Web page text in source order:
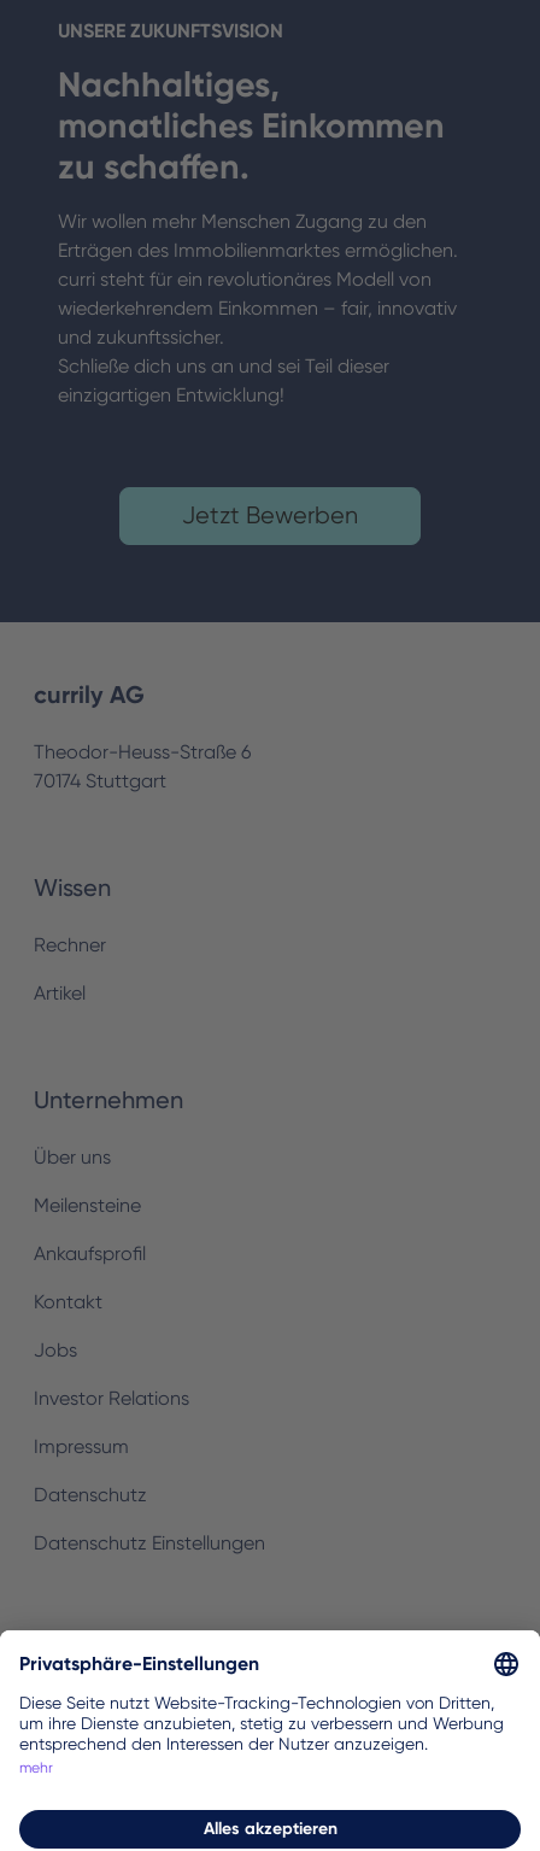
UNSERE ZUKUNFTSVISION
Nachhaltiges,
monatliches Einkommen
zu schaffen.
Wir wollen mehr Menschen Zugang zu den
Erträgen des Immobilienmarktes ermöglichen.
curri steht für ein revolutionäres Modell von
wiederkehrendem Einkommen – fair, innovativ
und zukunftssicher.
Schließe dich uns an und sei Teil dieser
einzigartigen Entwicklung!
Jetzt Bewerben
currily AG
Theodor-Heuss-Straße 6
70174 Stuttgart
Wissen
Rechner
Artikel
Unternehmen
Über uns
Meilensteine
Ankaufsprofil
Kontakt
Jobs
Investor Relations
Impressum
Datenschutz
Datenschutz Einstellungen
Zum currily Newsletter anmelden
Registrieren
Wöchentlich Tipps, Tricks & Wissen damit du deine